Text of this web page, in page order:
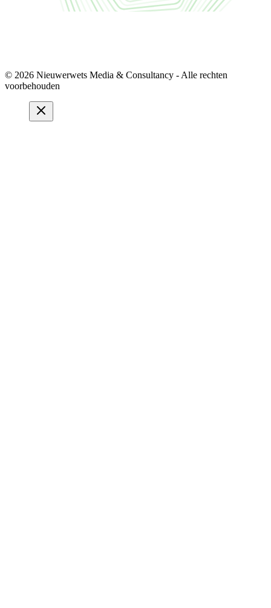
© 2026 Nieuwerwets Media & Consultancy - Alle rechten
voorbehouden